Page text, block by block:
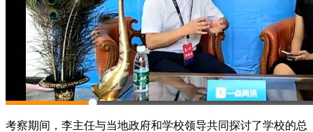
考察期间，李主任与当地政府和学校领导共同探讨了学校的总